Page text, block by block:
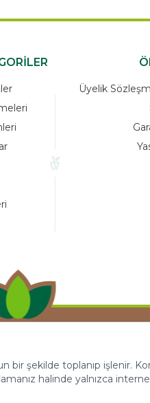
Üyelik
bir şekilde toplanıp işlenir.
halinde yalnızca